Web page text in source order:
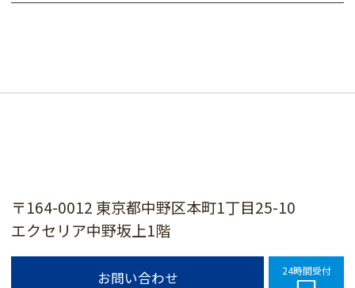
〒164-0012 東京都中野区本町1丁目25-10
エクセリア中野坂上1階
お問い合わせ 24時間受付